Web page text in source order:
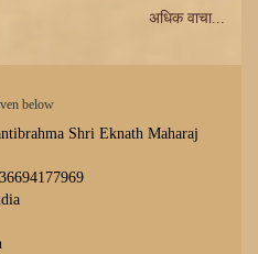
अधिक वाचा...
below
Shri Eknath Maharaj